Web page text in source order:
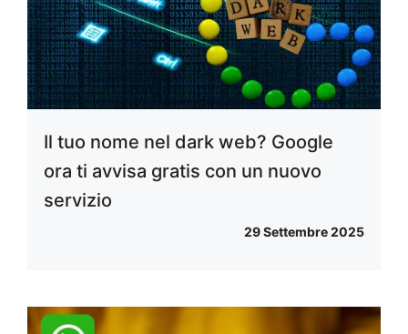
Il tuo nome nel dark web? Google
ora ti avvisa gratis con un nuovo
servizio
29 Settembre 2025